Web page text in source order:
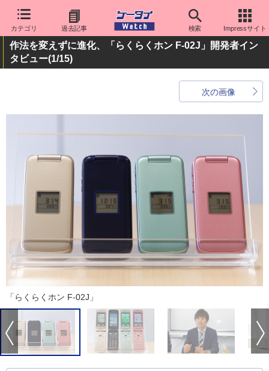
カテゴリ 過去記事 検索 Impressサイト
作法を変えずに進化、「らくらくホン F-02J」開発者イン
タビュー(1/15)
次の画像
「らくらくホン F-02J」